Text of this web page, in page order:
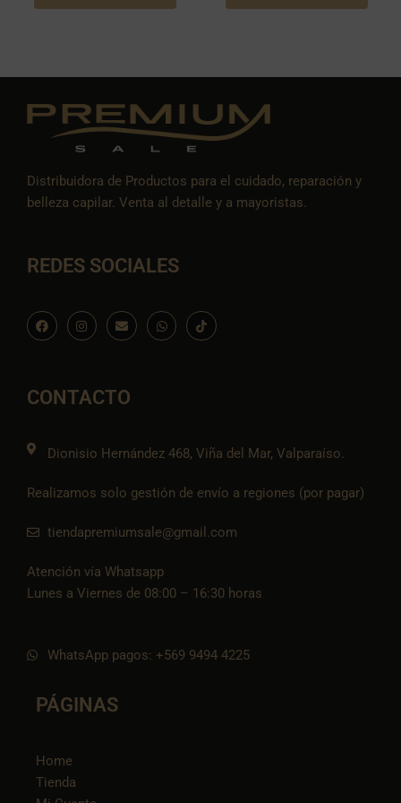
Distribuidora de Productos para el cuidado, reparación y
belleza capilar. Venta al detalle y a mayoristas.
REDES SOCIALES
F
a
c
o
k
I
n
s
r
a
E
n
v
p
e
W
h
a
I
c
o
CONTACTO
Dionisio Hernández 468, Viña del Mar, Valparaíso.
Realizamos solo gestión de envío a regiones (por pagar)
tiendapremiumsale@gmail.com
Atención vía Whatsapp
Lunes a Viernes de 08:00 – 16:30 horas
WhatsApp pagos: +569 9494 4225
PÁGINAS
Home
Tienda